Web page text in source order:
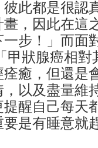
此都是很認
，因此在這
步！」而面
甲狀腺癌相
癒，但還是
以及盡量維
醒自己每天
是有睡意就